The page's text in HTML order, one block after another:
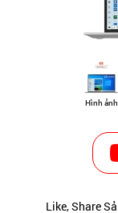
Hình ảnh
Like, Share